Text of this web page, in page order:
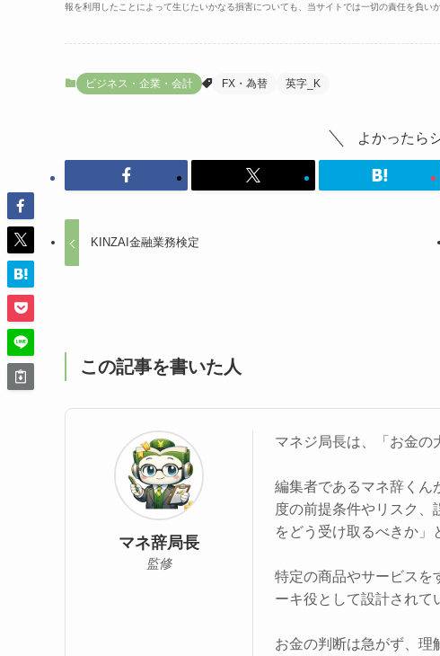
報を利用したことによって生じたいかなる損害についても、当サイトでは一切の責任を負い
ビジネス・企業・会計 FX・為替 英字_K
よかったら
KINZAI金融業務検定
この記事を書いた人
マネ辞局長
監修
マネジ局長は、「お金の
編集者であるマネ辞くん
度の前提条件やリスク、
をどう受け取るべきか」
特定の商品やサービスを
ーキ役として設計されて
お金の判断は急がず、理